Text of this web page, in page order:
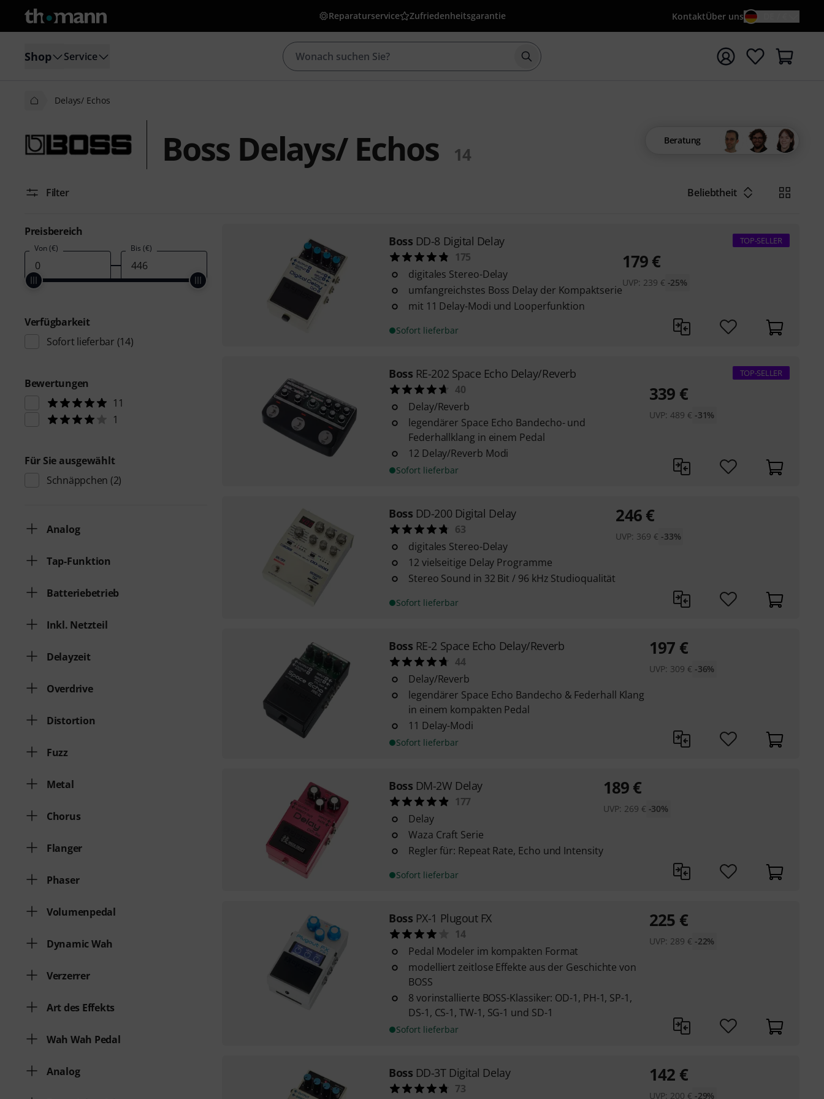
Reparaturservice Zufriedenheitsgarantie KontaktÜber uns
Shop Service Suche mit Suchwort {searchTerm} starten
Delays/ Echos
Boss Delays/ Echos 14
Beratung
Filter Beliebtheit
Preisbereich
Von (€) Bis (€)
Verfügbarkeit
Sofort lieferbar (14)
Bewertungen
11
1
Für Sie ausgewählt
Schnäppchen (2)
Analog
Tap-Funktion
Batteriebetrieb
Inkl. Netzteil
Delayzeit
Overdrive
Distortion
Fuzz
Metal
Chorus
Flanger
Phaser
Volumenpedal
Dynamic Wah
Verzerrer
Art des Effekts
Wah Wah Pedal
Analog
Boss DD-8 Digital Delay
175
digitales Stereo-Delay
umfangreichstes Boss Delay der Kompaktserie
mit 11 Delay-Modi und Looperfunktion
Sofort lieferbar
TOP-SELLER
179€
UVP: 239 € -25%
Boss RE-202 Space Echo Delay/Reverb
40
Delay/Reverb
legendärer Space Echo Bandecho- und
Federhallklang in einem Pedal
12 Delay/Reverb Modi
Sofort lieferbar
TOP-SELLER
339 €
UVP:489 € -31%
Boss DD-200 Digital Delay
63
digitales Stereo-Delay
12 vielseitige Delay Programme
Stereo Sound in 32 Bit / 96 kHz Studioqualität
Sofort lieferbar
246€
UVP: 369 € -33%
Boss RE-2 Space Echo Delay/Reverb
44
Delay/Reverb
legendärer Space Echo Bandecho & Federhall Klang
in einem kompakten Pedal
11 Delay-Modi
Sofort lieferbar
197 €
UVP: 309 € -36%
Boss DM-2W Delay
177
Delay
Waza Craft Serie
Regler für: Repeat Rate, Echo und Intensity
Sofort lieferbar
189€
UVP: 269 € -30%
Boss PX-1 Plugout FX
14
Pedal Modeler im kompakten Format
modelliert zeitlose Effekte aus der Geschichte von
BOSS
8 vorinstallierte BOSS-Klassiker: OD-1, PH-1, SP-1,
DS-1, CS-1, TW-1, SG-1 und SD-1
Sofort lieferbar
225 €
UVP: 289 € -22%
Boss DD-3T Digital Delay
73
142 €
UVP: 200 € -29%